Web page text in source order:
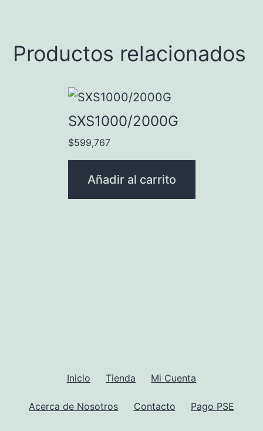
Productos relacionados
SXS1000/2000G
$599,767
Añadir al carrito
Inicio Tienda Mi Cuenta
Acerca de Nosotros Contacto Pago PSE